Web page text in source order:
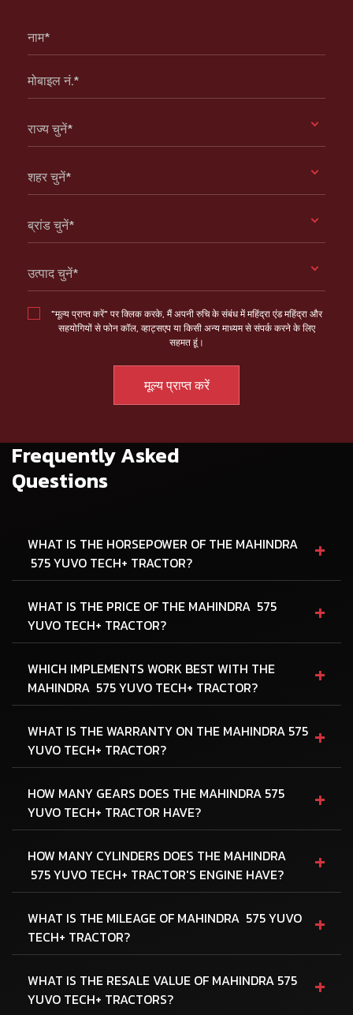
नाम*
मोबाइल नं.*
राज्य चुनें*
शहर चुनें*
ब्रांड चुनें*
उत्पाद चुनें*
"मूल्य प्राप्त करें" पर क्लिक करके, मैं अपनी रुचि के संबंध में महिंद्रा एंड महिंद्रा और
सहयोगियों से फोन कॉल, व्हाट्सएप या किसी अन्य माध्यम से संपर्क करने के लिए
सहमत हूं।
Frequently Asked
Questions
WHAT IS THE HORSEPOWER OF THE MAHINDRA
575 YUVO TECH+ TRACTOR?
+
WHAT IS THE PRICE OF THE MAHINDRA 575
YUVO TECH+ TRACTOR?
+
WHICH IMPLEMENTS WORK BEST WITH THE
MAHINDRA 575 YUVO TECH+ TRACTOR?
+
WHAT IS THE WARRANTY ON THE MAHINDRA 575
YUVO TECH+ TRACTOR?
+
HOW MANY GEARS DOES THE MAHINDRA 575
YUVO TECH+ TRACTOR HAVE?
+
HOW MANY CYLINDERS DOES THE MAHINDRA
575 YUVO TECH+ TRACTOR'S ENGINE HAVE?
+
WHAT IS THE MILEAGE OF MAHINDRA 575 YUVO
TECH+ TRACTOR?
+
WHAT IS THE RESALE VALUE OF MAHINDRA 575
YUVO TECH+ TRACTORS?
+